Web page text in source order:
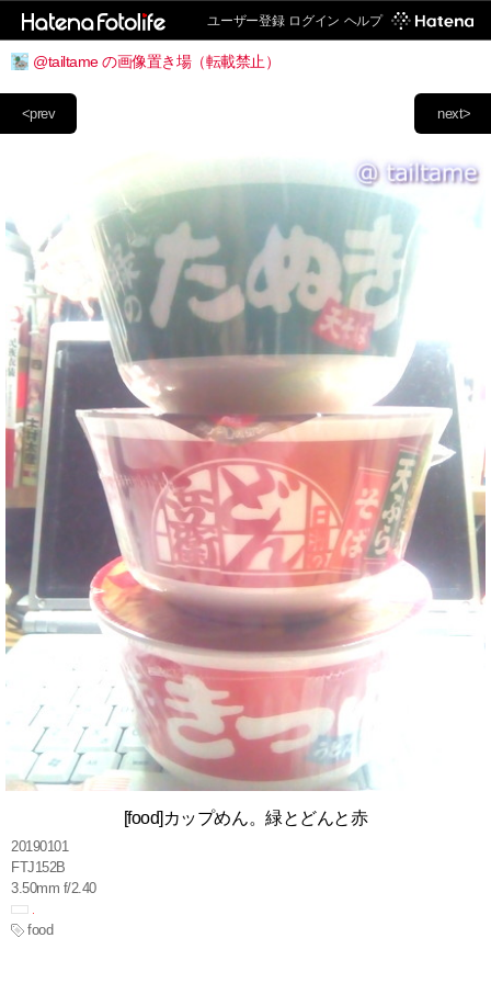
ユーザー登録 ログイン ヘルプ
@tailtame の画像置き場（転載禁止）
next>
<prev
[food]カップめん。緑とどんと赤
20190101
FTJ152B
3.50mm f/2.40
food